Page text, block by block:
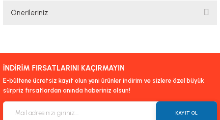
Önerileriniz
yetersiz gördüğünüz noktaları öneri formunu kullanarak tarafımıza
iletebilirsiniz.
Görüş ve önerileriniz için teşekkür ederiz.
Ürün açıklamasında eksik bilgiler bulunuyor.
İNDİRİM FIRSATLARINI KAÇIRMAYIN
E-bültene ücretsiz kayıt olun yeni ürünler indirim ve sizlere özel büyük
sürpriz fırsatlardan anında haberiniz olsun!
KAYIT OL